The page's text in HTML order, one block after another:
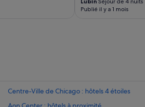
Publié il y a 1 mois
Centre-Ville de Chicago : hôtels 4 étoiles